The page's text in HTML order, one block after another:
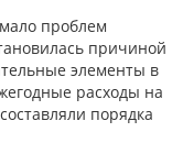
проблем
причиной
элементы в
расходы на
порядка